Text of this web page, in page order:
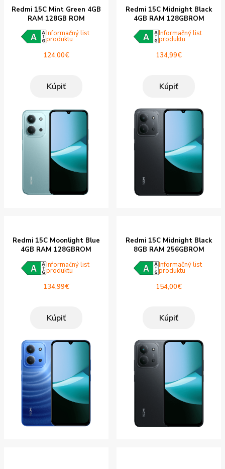
Redmi 15C Mint Green 4GB
RAM 128GB ROM
Informačný list
produktu
124,00€
Kúpiť
Redmi 15C Midnight Black
4GB RAM 128GBROM
Informačný list
produktu
134,99€
Kúpiť
Redmi 15C Moonlight Blue
4GB RAM 128GBROM
Informačný list
produktu
134,99€
Kúpiť
Redmi 15C Midnight Black
8GB RAM 256GBROM
Informačný list
produktu
154,00€
Kúpiť